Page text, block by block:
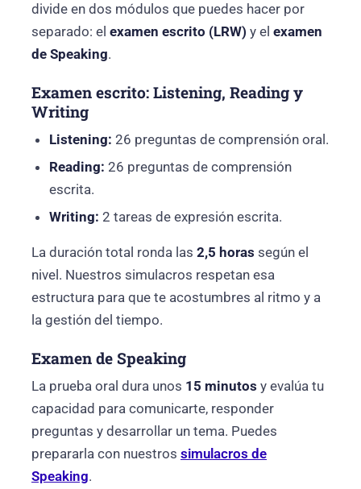
divide en dos módulos que puedes hacer por
separado: el examen escrito (LRW) y el examen
de Speaking.
Examen escrito: Listening, Reading y
Writing
Listening: 26 preguntas de comprensión oral.
Reading: 26 preguntas de comprensión
escrita.
Writing: 2 tareas de expresión escrita.
La duración total ronda las 2,5 horas según el
nivel. Nuestros simulacros respetan esa
estructura para que te acostumbres al ritmo y a
la gestión del tiempo.
Examen de Speaking
La prueba oral dura unos 15 minutos y evalúa tu
capacidad para comunicarte, responder
preguntas y desarrollar un tema. Puedes
prepararla con nuestros simulacros de
Speaking.